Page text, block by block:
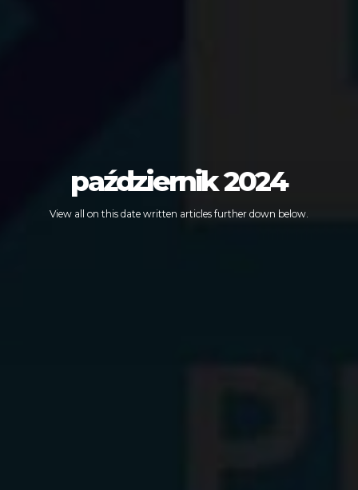
październik 2024
View all on this date written articles further down below.